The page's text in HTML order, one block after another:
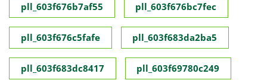
pll_603f676b7af55 pll_603f676bc7fec
pll_603f676c5fafe pll_603f683da2ba5
pll_603f683dc8417 pll_603f69780c249